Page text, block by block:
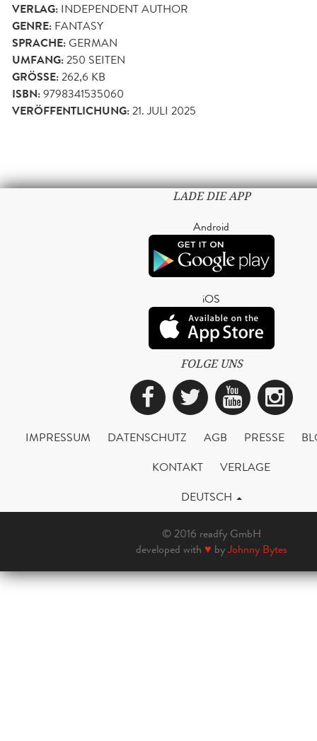
VERLAG: INDEPENDENT AUTHOR
GENRE: FANTASY
SPRACHE:GERMAN
UMFANG:250 SEITEN
GRÖSSE: 262,6 KB
ISBN:9798341535060
VERÖFFENTLICHUNG:21. JULI 2025
LADE DIE APP
Android
iOS
FOLGE UNS
Facebook
Twitter
IMPRESSUM DATENSCHUTZ AGB PRESSE
KONTAKT
VERLAGE
DEUTSCH
© 2016 readfy GmbH
developed with ♥ byJohnny Bytes